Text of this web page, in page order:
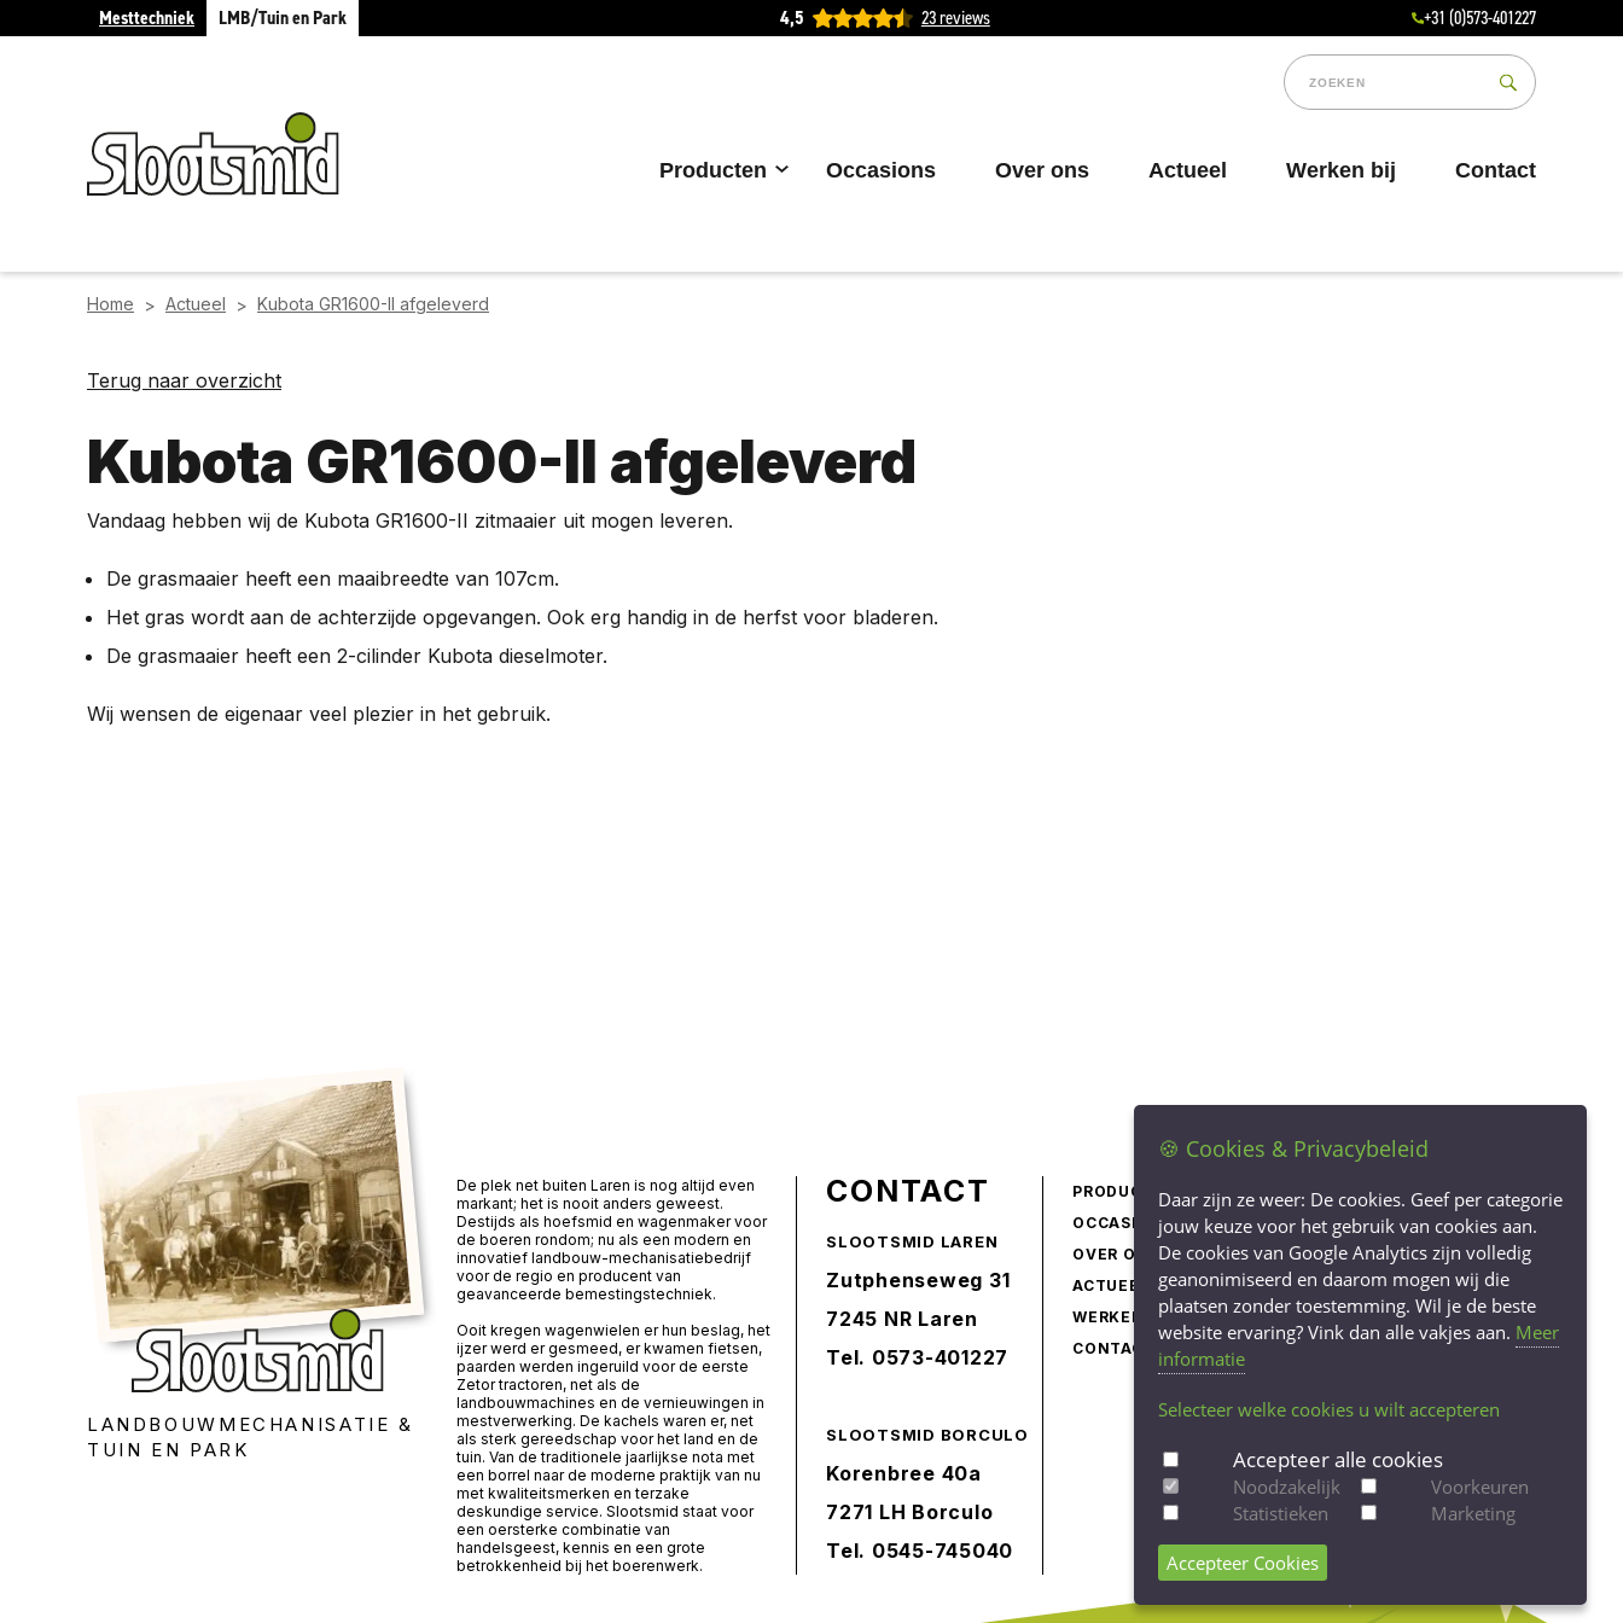
Mesttechniek LMB/Tuin en Park 4,5 23 reviews +31 (0)573-401227
Producten Occasions Over ons Actueel Werken bij Contact
Home > Actueel > Kubota GR1600-II afgeleverd
Terug naar overzicht
Kubota GR1600-II afgeleverd
Vandaag hebben wij de Kubota GR1600-II zitmaaier uit mogen leveren.
De grasmaaier heeft een maaibreedte van 107cm.
Het gras wordt aan de achterzijde opgevangen. Ook erg handig in de herfst voor bladeren.
De grasmaaier heeft een 2-cilinder Kubota dieselmoter.
Wij wensen de eigenaar veel plezier in het gebruik.
LANDBOUWMECHANISATIE &
TUIN EN PARK
De plek net buiten Laren is nog altijd even
markant; het is nooit anders geweest.
Destijds als hoefsmid en wagenmaker voor
de boeren rondom; nu als een modern en
innovatief landbouw-mechanisatiebedrijf
voor de regio en producent van
geavanceerde bemestingstechniek.
Ooit kregen wagenwielen er hun beslag, het
ijzer werd er gesmeed, er kwamen fietsen,
paarden werden ingeruild voor de eerste
Zetor tractoren, net als de
landbouwmachines en de vernieuwingen in
mestverwerking. De kachels waren er, net
als sterk gereedschap voor het land en de
tuin. Van de traditionele jaarlijkse nota met
een borrel naar de moderne praktijk van nu
met kwaliteitsmerken en terzake
deskundige service. Slootsmid staat voor
een oersterke combinatie van
handelsgeest, kennis en een grote
betrokkenheid bij het boerenwerk.
CONTACT
SLOOTSMID LAREN
Zutphenseweg 31
7245 NR Laren
Tel. 0573-401227
SLOOTSMID BORCULO
Korenbree 40a
7271 LH Borculo
Tel. 0545-745040
PRODUCTEN
OCCASIONS
OVER ONS
ACTUEEL
WERKEN BIJ
CONTACT
LEVERINGSVOORWAARDEN
PRIVACY STATEMENT
COOKIEBELEID
COOKIE-INSTELLINGEN
AANPASSEN
🍪 Cookies & Privacybeleid
Daar zijn ze weer: De cookies. Geef per categorie
jouw keuze voor het gebruik van cookies aan.
De cookies van Google Analytics zijn volledig
geanonimiseerd en daarom mogen wij die
plaatsen zonder toestemming. Wil je de beste
website ervaring? Vink dan alle vakjes aan. Meer
informatie
Selecteer welke cookies u wilt accepteren
Accepteer alle cookies
Noodzakelijk
Voorkeuren
Statistieken
Marketing
Accepteer Cookies